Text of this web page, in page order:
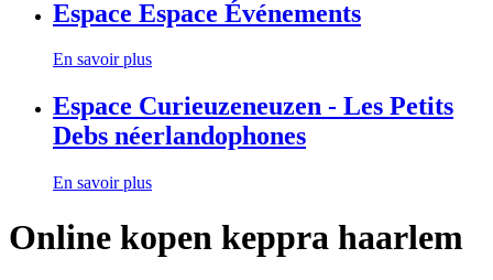
Espace Espace Événements
En savoir plus
Espace Curieuzeneuzen - Les Petits
Debs néerlandophones
En savoir plus
Online kopen keppra haarlem